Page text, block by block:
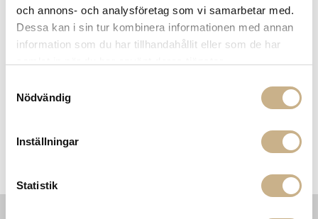
och annons- och analysföretag som vi samarbetar med.
Dessa kan i sin tur kombinera informationen med annan
information som du har tillhandahållit eller som de har
Nödvändig
Inställningar
Statistik